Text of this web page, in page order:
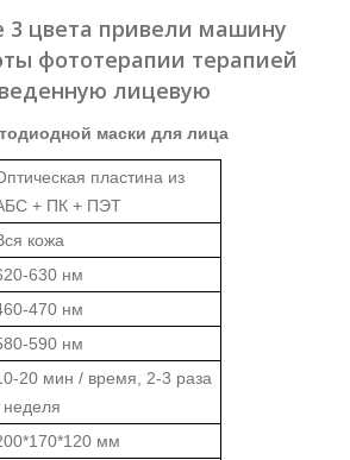
3 цвета привели машину
фототерапии терапией
лицевую
маски для лица
пластина из
+ ПК + ПЭТ
кожа
630 нм
470 нм
590 нм
20 мин / время, 2-3 раза
неделя
мм